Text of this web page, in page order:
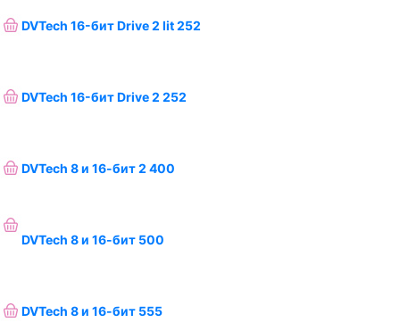
DVTech 16-бит Drive 2 lit 252
DVTech 16-бит Drive 2 252
DVTech 8 и 16-бит 2 400
DVTech 8 и 16-бит 500
DVTech 8 и 16-бит 555